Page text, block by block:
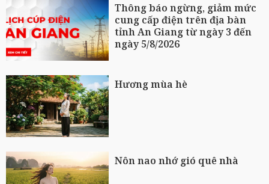
Thông báo ngừng, giảm mức
cung cấp điện trên địa bàn
tỉnh An Giang từ ngày 3 đến
ngày 5/8/2026
Hương mùa hè
Nôn nao nhớ gió quê nhà